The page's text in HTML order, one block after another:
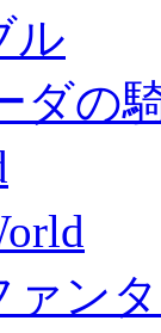
ル
ダの
ァン